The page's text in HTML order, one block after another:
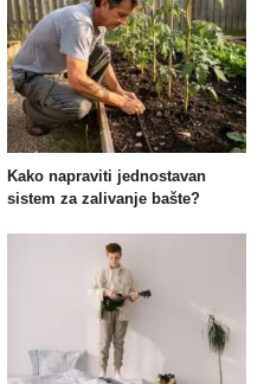
Kako napraviti jednostavan
sistem za zalivanje bašte?